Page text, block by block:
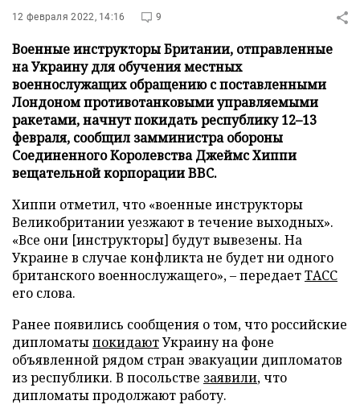
12 февраля 2022, 14:16 9
Военные инструкторы Британии, отправленные
на Украину для обучения местных
военнослужащих обращению с поставленными
Лондоном противотанковыми управляемыми
ракетами, начнут покидать республику 12–13
февраля, сообщил замминистра обороны
Соединенного Королевства Джеймс Хиппи
вещательной корпорации BBC.
Хиппи отметил, что «военные инструкторы
Великобритании уезжают в течение выходных».
«Все они [инструкторы] будут вывезены. На
Украине в случае конфликта не будет ни одного
британского военнослужащего», – передаетТАСС
его слова.
Ранее появились сообщения о том, что российские
дипломатыпокидаютУкраину на фоне
объявленной рядом стран эвакуации дипломатов
из республики. В посольстве заявили, что
дипломаты продолжают работу.